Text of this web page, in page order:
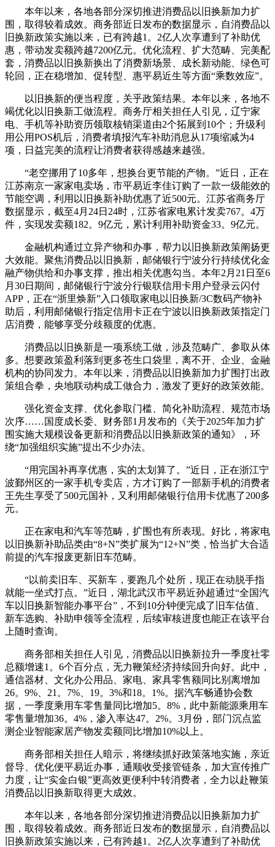
本年以来，各地各部分深切推进消费品以旧换新加力扩
围，取得较着成效。商务部近日发布的数据显示，自消费品以
旧换新政策实施以来，已有跨越1。2亿人次享遭到了补助优
惠，带动发卖额跨越7200亿元。优化流程、扩大范畴、完美配
套，消费品以旧换新换出了消费新场景、成长新动能、绿色可
轮回，正在稳增加、促转型、惠平易近生等方面“乘数效应”。
以旧换新的便当程度，关乎政策结果。本年以来，各地不
竭优化以旧换新工做流程。商务厅相关担任人引见，辽宁家
电、手机等补助资历领取核销渠道由2个拓展到10个；升级利
用公用POS机后，消费者填报汽车补助消息从17项缩减为4
项，日益完美的流程让消费者获得感越来越强。
“老空挪用了10多年，想换台更节能的产物。”近日，正在
江苏南京一家家电卖场，市平易近李佳订购了一款一级能效的
节能空调，利用以旧换新补助优惠了近500元。江苏省商务厅
数据显示，截至4月24日24时，江苏省家电累计发卖767。4万
件，实现发卖额182。9亿元，累计利用补助资金33。9亿元。
金融机构通过立异产物和办事，帮力以旧换新政策阐扬更
大效能。聚焦消费品以旧换新，邮储银行宁波分行持续优化金
融产物供给和办事支撑，推出相关优惠勾当。本年2月21日至6
月30日期间，邮储银行宁波分行银联信用卡用户登录云闪付
APP，正在“浙里焕新”入口领取家电以旧换新/3C数码产物补
助后，利用邮储银行指定信用卡正在宁波以旧换新政策指定门
店消费，能够享受分歧额度的优惠。
消费品以旧换新是一项系统工做，涉及范畴广、参取从体
多。想要政策盈利落到更多苍生口袋里，离不开、企业、金融
机构的协同发力。本年以来，消费品以旧换新加力扩围打出政
策组合拳，央地联动构成工做合力，激发了更好的政策效能。
强化资金支撑、优化参取门槛、简化补助流程、规范市场
次序……国度成长委、财务部1月发布的《关于2025年加力扩
围实施大规模设备更新和消费品以旧换新政策的通知》，环
绕“加强组织实施”提出不少办法。
“用完国补再享优惠，实的太划算了。”近日，正在浙江宁
波鄞州区的一家手机专卖店，方才订购了一部新手机的消费者
王先生享受了500元国补，又利用邮储银行信用卡优惠了200多
元。
正在家电和汽车等范畴，扩围也有所表现。好比，将家电
以旧换新补助品类由“8+N”类扩展为“12+N”类，恰当扩大合适
前提的汽车报废更新旧车范畴。
“以前卖旧车、买新车，要跑几个处所，现正在动脱手指
就能一坐式打点。”近日，湖北武汉市平易近孙超通过“全国汽
车以旧换新智能办事平台”，不到10分钟便完成了旧车估值、
新车选购、补助申领等全流程，后续审核进度也能正在该平台
上随时查询。
商务部相关担任人引见，消费品以旧换新拉升一季度社零
总额增速1。6个百分点，无力鞭策经济持续回升向好。此中，
通信器材、文化办公用品、家电、家具零售额同比别离增加
26。9%、21。7%、19。3%和18。1%。据汽车畅通协会数
据，一季度乘用车零售量同比增加5。8%，此中新能源乘用车
零售量增加36。4%，渗入率达47。2%。3月份，部门沉点监
测企业智能家居产物发卖额同比增加10%以上。
商务部相关担任人暗示，将继续抓好政策落地实施，亲近
督导、优化便平易近办事，通顺收受接管链条，加大宣传推广
力度，让“实金白银”更高效更便利中转消费者，全力以赴鞭策
消费品以旧换新取得更大成效。
本年以来，各地各部分深切推进消费品以旧换新加力扩
围，取得较着成效。商务部近日发布的数据显示，自消费品以
旧换新政策实施以来，已有跨越1。2亿人次享遭到了补助优